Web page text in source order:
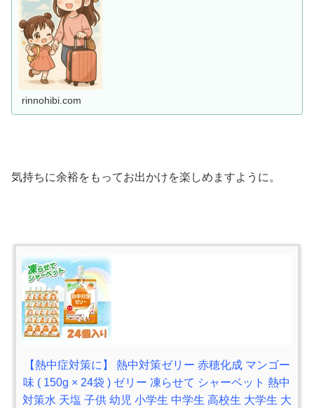
rinnohibi.com
気持ちに余裕をもってお出かけを楽しめますように。
【熱中症対策に】 熱中対策ゼリー 赤穂化成 マンゴー
味 ( 150g × 24袋 ) ゼリー 凍らせて シャーベット 熱中
対策水 天塩 子供 幼児 小学生 中学生 高校生 大学生 大